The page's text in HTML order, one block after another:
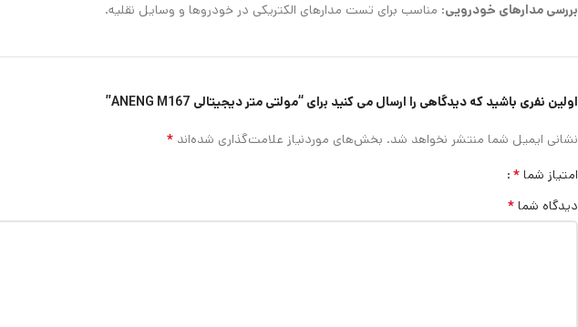
بررسی مدارهای خودرویی: مناسب برای تست مدارهای الکتریکی در خودروها و وسایل نقلیه.
اولین نفری باشید که دیدگاهی را ارسال می کنید برای “مولتی متر دیجیتالی ANENG M167”
نشانی ایمیل شما منتشر نخواهد شد. بخش‌های موردنیاز علامت‌گذاری شده‌اند *
امتیاز شما *
دیدگاه شما *